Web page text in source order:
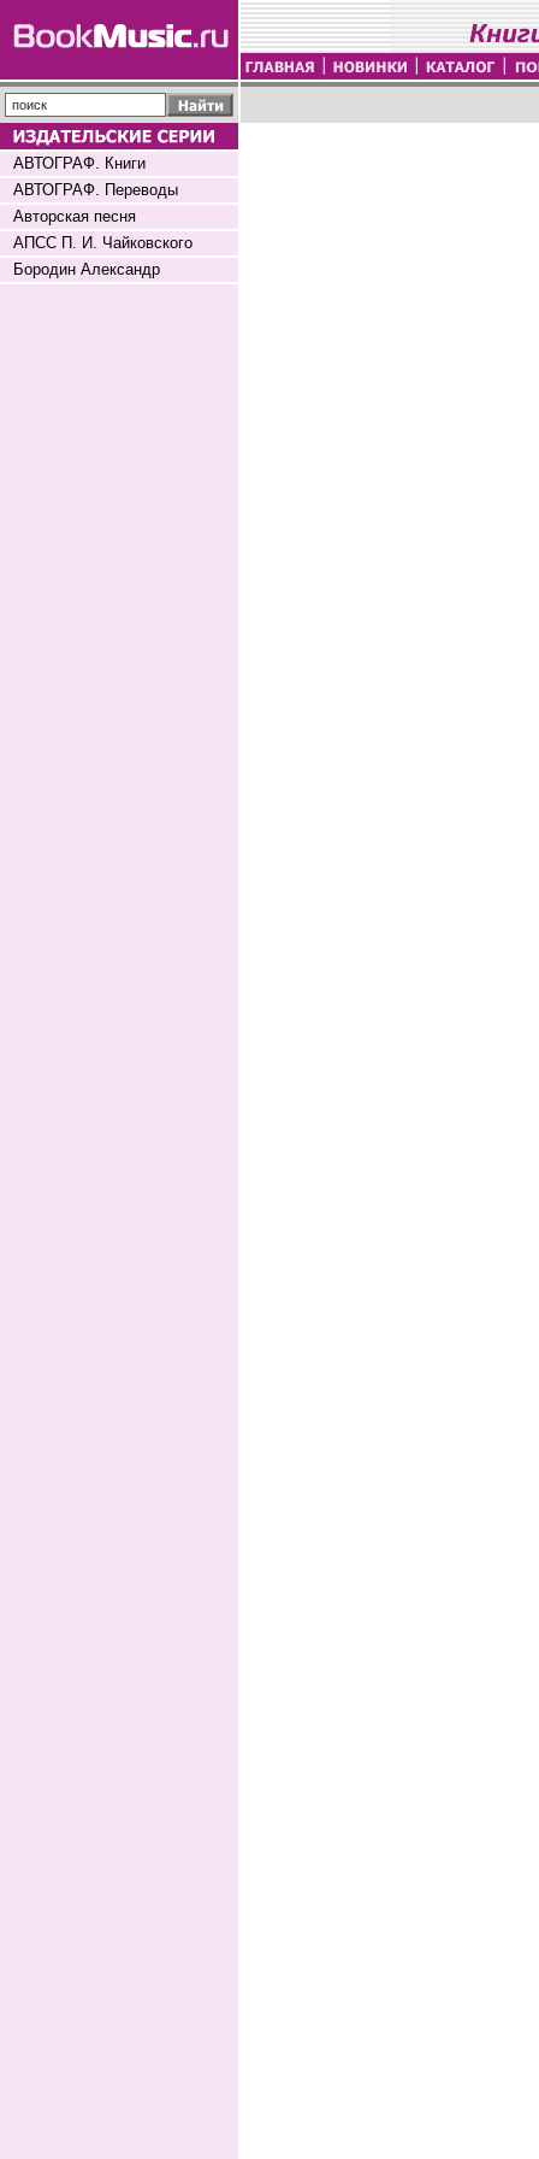
АВТОГРАФ. Книги
АВТОГРАФ. Переводы
Авторская песня
АПСС П. И. Чайковского
Бородин Александр